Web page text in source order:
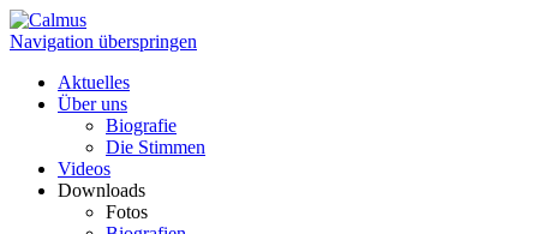
Navigation überspringen
Aktuelles
Über uns
Biografie
Die Stimmen
Videos
Downloads
Fotos